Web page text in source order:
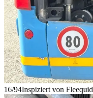
16/94Inspiziert von Fleequid